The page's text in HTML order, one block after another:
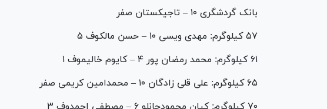
بانک گردشگری ۱۰ – تاجیکستان صفر
۵۷ کیلوگرم: مهدی ویسی ۱۰ – حسن مالکوف ۵
۶۱ کیلوگرم: محمد رمضان پور ۴ – کایوم خالیموف ۱
۶۵ کیلوگرم: علی قلی زادگان ۱۰ – محمدامین کریمی صفر
۷۰ کیلوگرم: کیان محمودجانلو ۶ – مصطفی احمدوف ۳